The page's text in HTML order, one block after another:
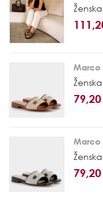
Marco
Marco